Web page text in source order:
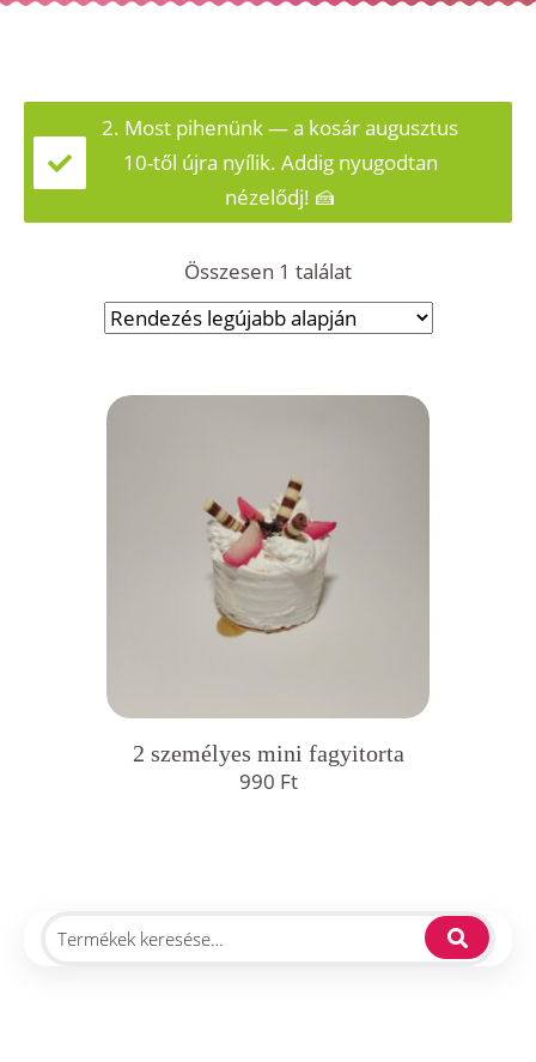
2. Most pihenünk — a kosár augusztus
10-től újra nyílik. Addig nyugodtan
nézelődj! 🍰
Összesen 1 találat
2 személyes mini fagyitorta
990 Ft